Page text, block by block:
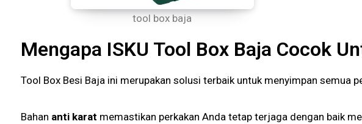
tool box baja
Mengapa ISKU Tool Box Baja Cocok
Tool Box Besi Baja ini merupakan solusi terbaik untuk menyimpan semua
Bahan anti karat memastikan perkakan Anda tetap terjaga dengan baik